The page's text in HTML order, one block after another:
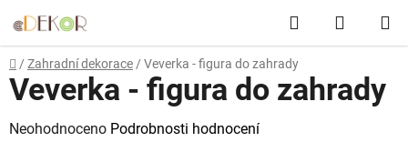
na
obsah
Hledat
KOŠÍK
Domů
/ Zahradní dekorace / Veverka - figura do zahrady
Veverka - figura do zahrady
Průměrné
Neohodnoceno Podrobnosti hodnocení